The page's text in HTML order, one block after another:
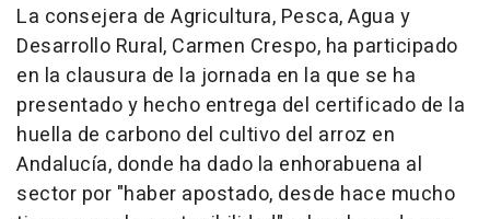
La consejera de Agricultura, Pesca, Agua y
Desarrollo Rural, Carmen Crespo, ha participado
en la clausura de la jornada en la que se ha
presentado y hecho entrega del certificado de la
huella de carbono del cultivo del arroz en
Andalucía, donde ha dado la enhorabuena al
sector por "haber apostado, desde hace mucho